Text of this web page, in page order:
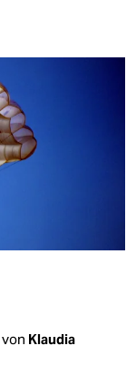
von Klaudia